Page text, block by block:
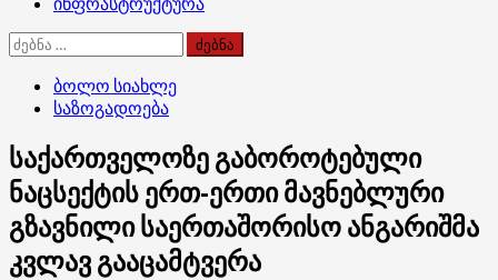
ძებნა:
ბოლო სიახლე
საზოგადოება
საქართველოზე გაბოროტებული
ნაცსექტის ერთ-ერთი მავნებლური
გზავნილი საერთაშორისო ანგარიშმა
კვლავ გააცამტვერა